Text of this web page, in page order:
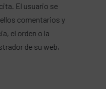
El usuario se
comentarios y
el orden o la
de su web,